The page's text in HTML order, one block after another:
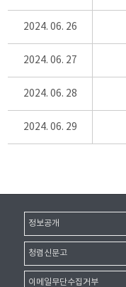
2024. 06. 26
2024. 06. 27
2024. 06. 28
2024. 06. 29
정보공개
청렴신문고
이메일무단수집거부